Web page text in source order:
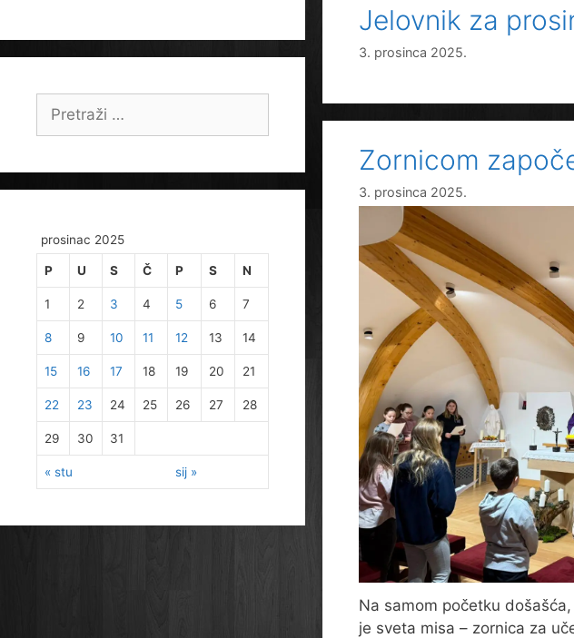
Jelovnik za
3. prosinca 2025.
Zornicom
3. prosinca 2025.
Na samom početku
je sveta misa – zornica za
prosinac 2025
P U S Č P S N
« stu sij »
1 2 3 4 5 6 7
8 9 10 11 12 13 14
15 16 17 18 19 20 21
22 23 24 25 26 27 28
29 30 31